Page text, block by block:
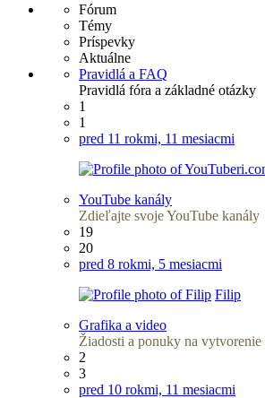
Fórum
Témy
Príspevky
Aktuálne
Pravidlá a FAQ
Pravidlá fóra a základné otázky
1
1
pred 11 rokmi, 11 mesiacmi
YouTube kanály
Zdieľajte svoje YouTube kanály
19
20
pred 8 rokmi, 5 mesiacmi
Filip
Grafika a video
Žiadosti a ponuky na
2
3
pred 10 rokmi, 11 mesiacmi